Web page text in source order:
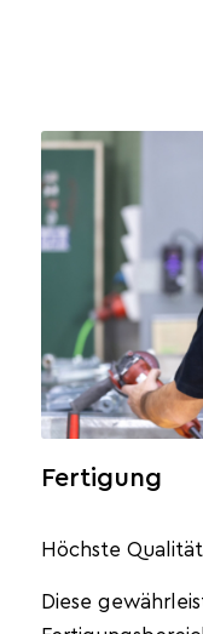
Fertigung
Höchste
Diese